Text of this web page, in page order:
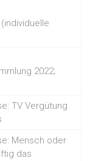
2022;
TV Vergütung
Mensch oder
das